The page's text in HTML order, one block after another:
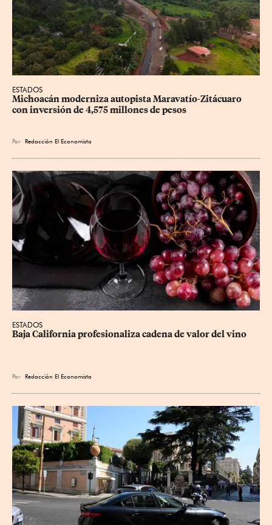
ESTADOS
Michoacán moderniza autopista Maravatío-Zitácuaro
con inversión de 4,575 millones de pesos
Por Redacción El Economista
ESTADOS
Baja California profesionaliza cadena de valor del vino
Por Redacción El Economista